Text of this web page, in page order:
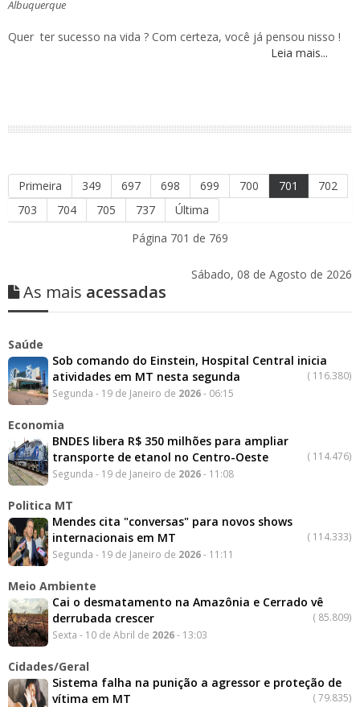
Albuquerque
Quer ter sucesso na vida ? Com certeza, você já pensou nisso !
Leia mais...
Primeira 349 697 698 699 700 701
702
703
704 705 737
Última
Página 701 de 769
Sábado, 08 de Agosto de 2026
As mais acessadas
Saúde
Sob comando do Einstein, Hospital Central inicia
atividades em MT nesta segunda
( 116.380)
Segunda - 19 de Janeiro de 2026- 06:15
Economia
BNDES libera R$ 350 milhões para ampliar
transporte de etanol no Centro-Oeste
( 114.476)
Segunda - 19 de Janeiro de 2026- 11:08
Politica MT
Mendes cita "conversas" para novos shows
internacionais em MT
( 114.333)
Segunda - 19 de Janeiro de 2026- 11:11
Meio Ambiente
Cai o desmatamento na Amazônia e Cerrado vê
derrubada crescer
( 85.809)
Sexta - 10 de Abril de 2026- 13:03
Cidades/Geral
Sistema falha na punição a agressor e proteção de
vítima em MT
(79.835)